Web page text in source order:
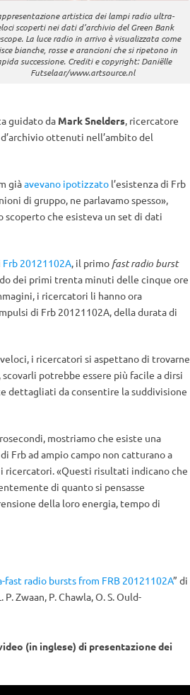
artistica dei lampi radio ultra-
scoperti nei dati d’archivio del Green Bank
La luce radio in arrivo è visualizzata come
bianche, rosse e arancioni che si ripetono in
successione. Crediti e copyright: Daniëlle
Futselaar/www.artsource.nl
guidato da Mark Snelders, ricercatore
ottenuti nell’ambito del
giàavevano ipotizzatol’esistenza di Frb
di gruppo, ne parlavamo spesso»,
scoperto che esisteva un set di dati
Frb 20121102A, il primo fast radio burst
dei primi trenta minuti delle cinque ore
i ricercatori li hanno ora
di Frb 20121102A, della durata di
i ricercatori si aspettano di trovarne
potrebbe essere più facile a dirsi
dettagliati da consentire la suddivisione
mostriamo che esiste una
Frb ad ampio campo non catturano a
ricercatori. «Questi risultati indicano che
di quanto si pensasse
della loro energia, tempo di
radio bursts from FRB 20121102A” di
Zwaan, P. Chawla, O. S. Ould-
(in inglese) di presentazione dei